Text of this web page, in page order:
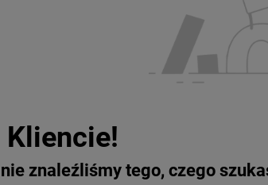
Kliencie!
znaleźliśmy tego, czego